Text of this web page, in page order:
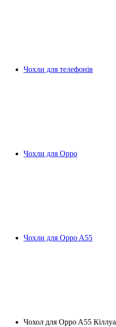
Чохли для телефонів
Чохли для Oppo
Чохли для Oppo A55
Чохол для Oppo A55 Кіллуа